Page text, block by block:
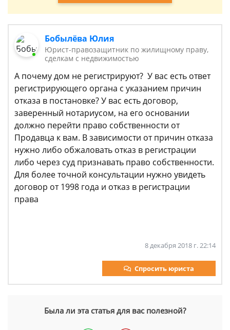
Бобылёва Юлия
Юрист-правозащитник по жилищному праву,
сделкам с недвижимостью
А почему дом не регистрируют? У вас есть ответ
регистрирующего органа с указанием причин
отказа в постановке? У вас есть договор,
заверенный нотариусом, на его основании
должно перейти право собственности от
Продавца к вам. В зависимости от причин отказа
нужно либо обжаловать отказ в регистрации
либо через суд признавать право собственности.
Для более точной консультации нужно увидеть
договор от 1998 года и отказ в регистрации
права
8 декабря 2018 г. 22:14
Спросить юриста
Была ли эта статья для вас полезной?